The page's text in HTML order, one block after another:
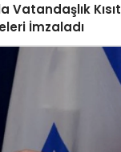
Vatandaşlık
İmzaladı